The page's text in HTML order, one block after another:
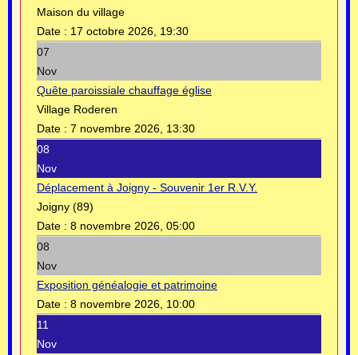
Maison du village
Date : 17 octobre 2026, 19:30
07
Nov
Quête paroissiale chauffage église
Village Roderen
Date : 7 novembre 2026, 13:30
08
Nov
Déplacement à Joigny - Souvenir 1er R.V.Y.
Joigny (89)
Date : 8 novembre 2026, 05:00
08
Nov
Exposition généalogie et patrimoine
Date : 8 novembre 2026, 10:00
11
Nov